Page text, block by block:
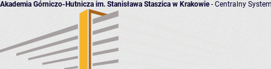
Akademia Górniczo-Hutnicza im. Stanisława Staszica w Krakowie- Centralny